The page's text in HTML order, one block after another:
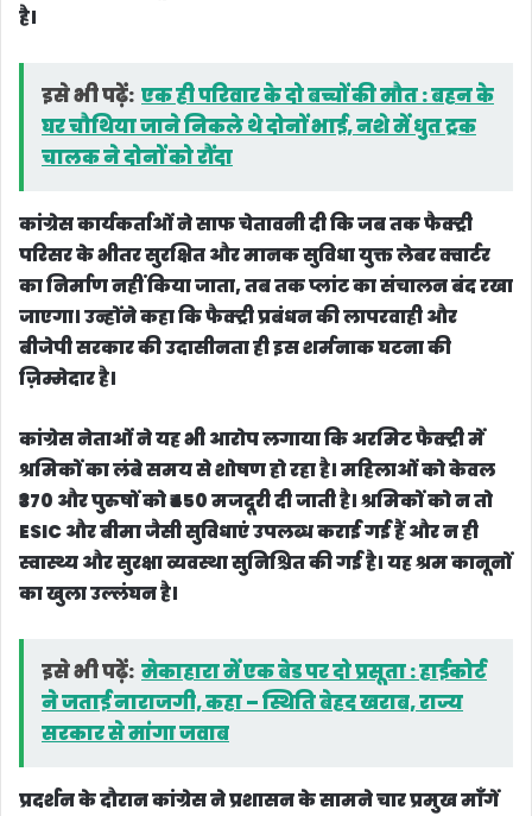
है।
इसे भी पढ़ें: एक ही परिवार के दो बच्चों की मौत : बहन के
घर चौथिया जाने निकले थे दोनों भाई, नशे में धुत ट्रक
चालक ने दोनों को रौंदा
कांग्रेस कार्यकर्ताओं ने साफ चेतावनी दी कि जब तक फैक्ट्री
परिसर के भीतर सुरक्षित और मानक सुविधा युक्त लेबर क्वार्टर
का निर्माण नहीं किया जाता, तब तक प्लांट का संचालन बंद रखा
जाएगा। उन्होंने कहा कि फैक्ट्री प्रबंधन की लापरवाही और
बीजेपी सरकार की उदासीनता ही इस शर्मनाक घटना की
ज़िम्मेदार है।
कांग्रेस नेताओं ने यह भी आरोप लगाया कि अरमिट फैक्ट्री में
श्रमिकों का लंबे समय से शोषण हो रहा है। महिलाओं को केवल
₹370 और पुरुषों को ₹450 मजदूरी दी जाती है। श्रमिकों को न तो
ESIC और बीमा जैसी सुविधाएं उपलब्ध कराई गई हैं और न ही
स्वास्थ्य और सुरक्षा व्यवस्था सुनिश्चित की गई है। यह श्रम कानूनों
का खुला उल्लंघन है।
इसे भी पढ़ें: मेकाहारा में एक बेड पर दो प्रसूता : हाईकोर्ट
ने जताई नाराजगी, कहा – स्थिति बेहद खराब, राज्य
सरकार से मांगा जवाब
प्रदर्शन के दौरान कांग्रेस ने प्रशासन के सामने चार प्रमुख माँगें